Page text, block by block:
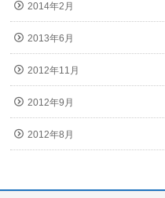
2014年2月
2013年6月
2012年11月
2012年9月
2012年8月